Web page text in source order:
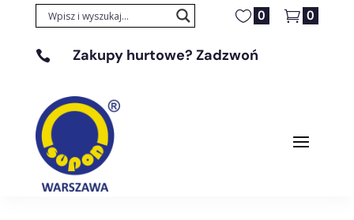
0 0
 Zakupy hurtowe? Zadzwoń